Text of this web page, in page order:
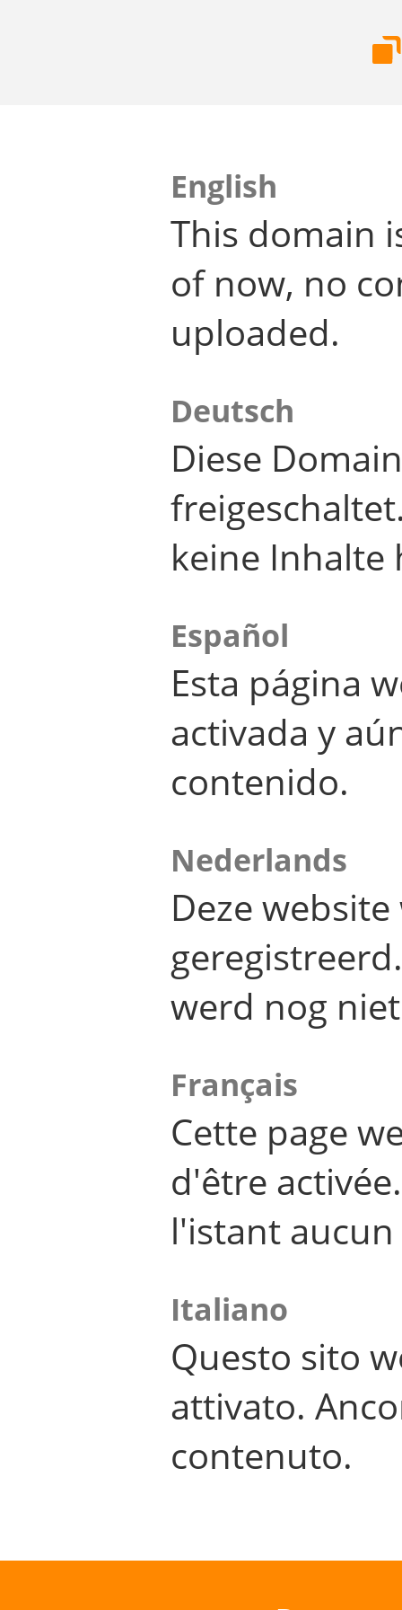
English
This domain
of now, no
uploaded.
Deutsch
Diese
keine Inhalte
Español
Esta página
activada y
contenido.
Nederlands
Deze
werd nog
Français
Cette page
d'être
l'istant
Italiano
Questo sito
attivato.
contenuto.